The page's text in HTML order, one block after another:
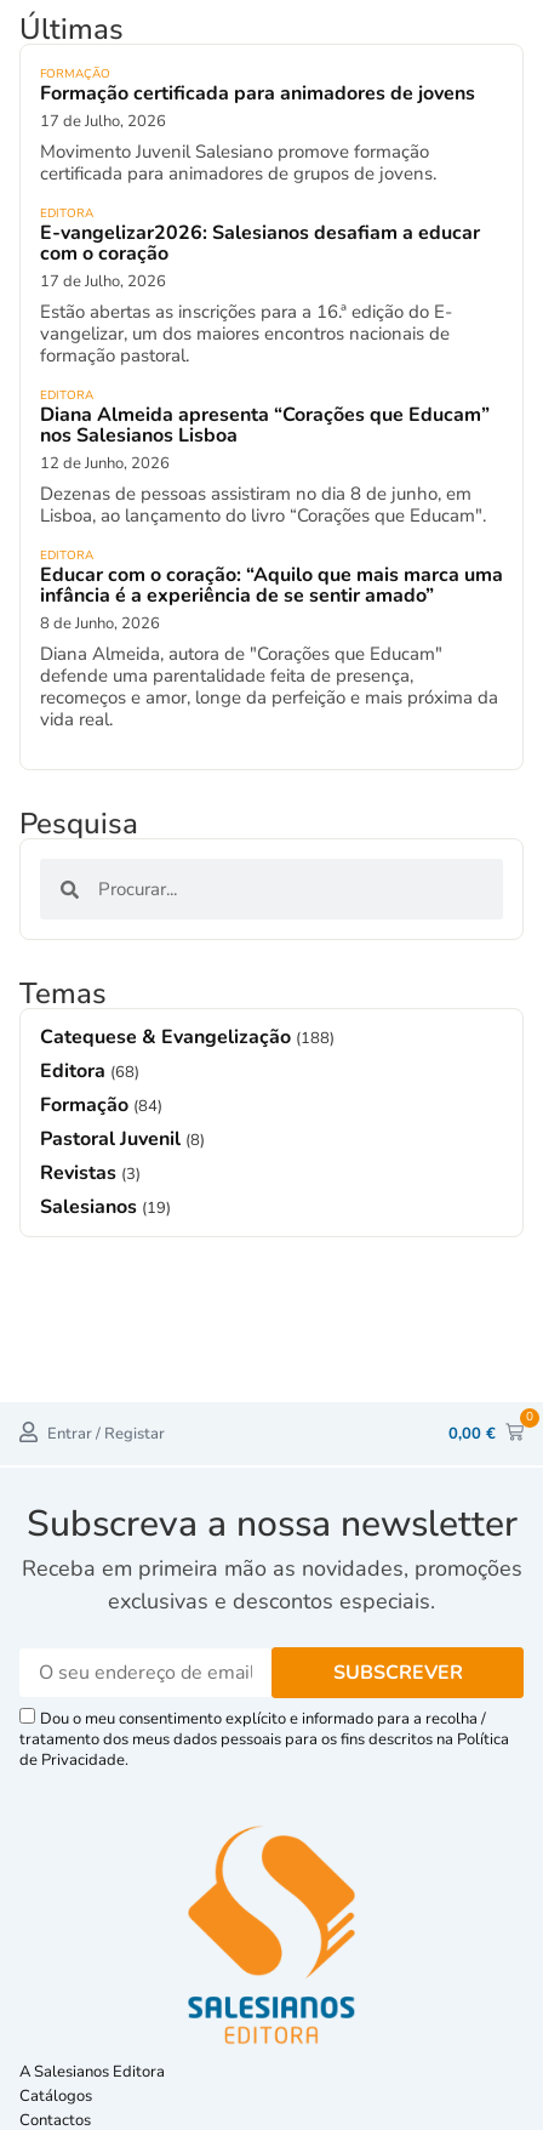
Últimas
FORMAÇÃO
Formação certificada para animadores de jovens
17 de Julho, 2026
Movimento Juvenil Salesiano promove formação
certificada para animadores de grupos de jovens.
EDITORA
E-vangelizar2026: Salesianos desafiam a educar
com o coração
17 de Julho, 2026
Estão abertas as inscrições para a 16.ª edição do E-
vangelizar, um dos maiores encontros nacionais de
formação pastoral.
EDITORA
Diana Almeida apresenta “Corações que Educam”
nos Salesianos Lisboa
12 de Junho, 2026
Dezenas de pessoas assistiram no dia 8 de junho, em
Lisboa, ao lançamento do livro “Corações que Educam".
EDITORA
Educar com o coração: “Aquilo que mais marca uma
infância é a experiência de se sentir amado”
8 de Junho, 2026
Diana Almeida, autora de "Corações que Educam"
defende uma parentalidade feita de presença,
recomeços e amor, longe da perfeição e mais próxima da
vida real.
Pesquisa
Temas
Catequese & Evangelização (188)
Editora (68)
Formação (84)
Pastoral Juvenil (8)
Revistas (3)
Salesianos (19)
Entrar / Registar 0,00 €
0
Subscreva a nossa newsletter
Receba em primeira mão as novidades, promoções
exclusivas e descontos especiais.
Dou o meu consentimento explícito e informado para a recolha /
tratamento dos meus dados pessoais para os fins descritos na Política
de Privacidade.
A Salesianos Editora
Catálogos
Contactos